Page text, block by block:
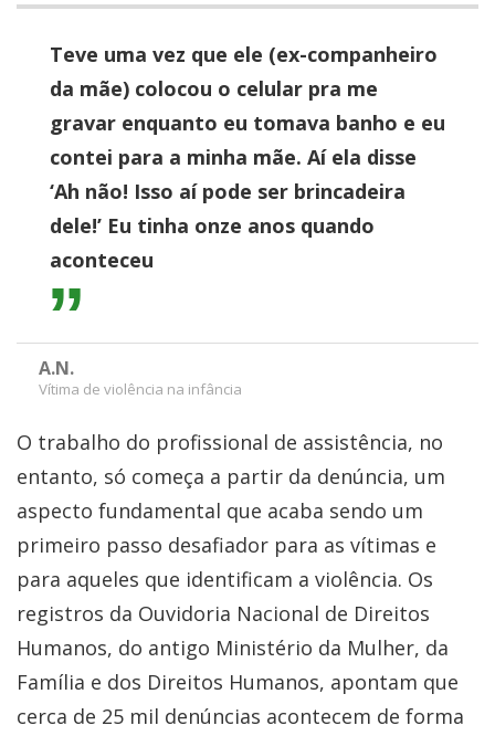
Teve uma vez que ele (ex-companheiro
da mãe) colocou o celular pra me
gravar enquanto eu tomava banho e eu
contei para a minha mãe. Aí ela disse
‘Ah não! Isso aí pode ser brincadeira
dele!’ Eu tinha onze anos quando
aconteceu
A.N.
Vítima de violência na infância
O trabalho do profissional de assistência, no
entanto, só começa a partir da denúncia, um
aspecto fundamental que acaba sendo um
primeiro passo desafiador para as vítimas e
para aqueles que identificam a violência. Os
registros da Ouvidoria Nacional de Direitos
Humanos, do antigo Ministério da Mulher, da
Família e dos Direitos Humanos, apontam que
cerca de 25 mil denúncias acontecem de forma